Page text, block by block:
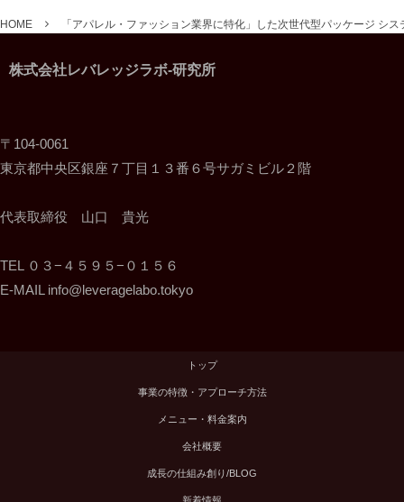
HOME 「アパレル・ファッション業界に特化」した次世代型パッケージ シス
株式会社レバレッジラボ-研究所
〒104-0061
東京都中央区銀座７丁目１３番６号サガミビル２階
代表取締役 山口 貴光
TEL ０３−４５９５−０１５６
E-MAIL info@leveragelabo.tokyo
トップ
事業の特徴・アプローチ方法
メニュー・料金案内
会社概要
成長の仕組み創り/BLOG